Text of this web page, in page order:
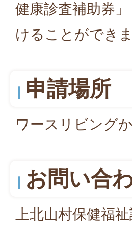
健康診査補助券
けることができ
申請場所
ワースリビング
お問い合
上北山村保健福